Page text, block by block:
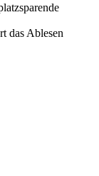
das Ablesen